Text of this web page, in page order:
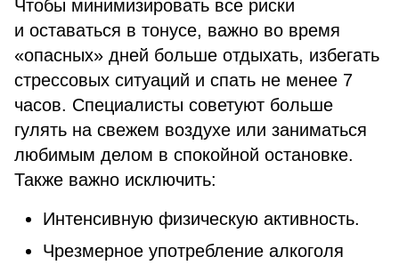
Чтобы минимизировать все риски
и оставаться в тонусе, важно во время
«опасных» дней больше отдыхать, избегать
стрессовых ситуаций и спать не менее 7
часов. Специалисты советуют больше
гулять на свежем воздухе или заниматься
любимым делом в спокойной остановке.
Также важно исключить:
Интенсивную физическую активность.
Чрезмерное употребление алкоголя